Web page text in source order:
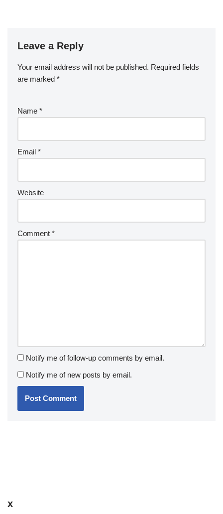
Leave a Reply
Your email address will not be published. Required fields
are marked *
Name *
Email *
Website
Comment *
Notify me of follow-up comments by email.
Notify me of new posts by email.
x